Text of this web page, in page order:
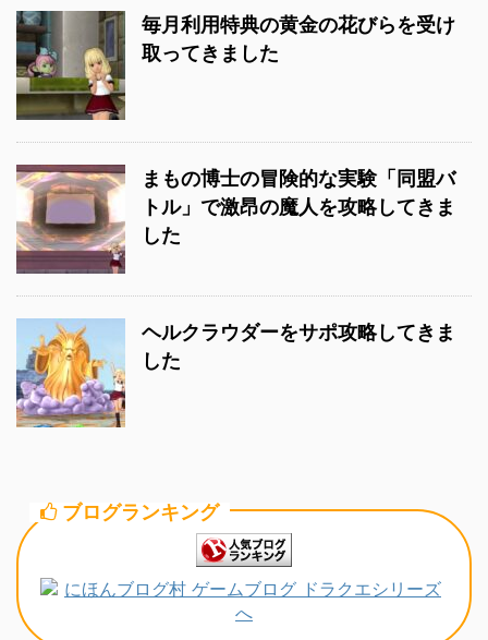
毎月利用特典の黄金の花びらを受け
取ってきました
まもの博士の冒険的な実験「同盟バ
トル」で激昂の魔人を攻略してきま
した
ヘルクラウダーをサポ攻略してきま
した
ブログランキング